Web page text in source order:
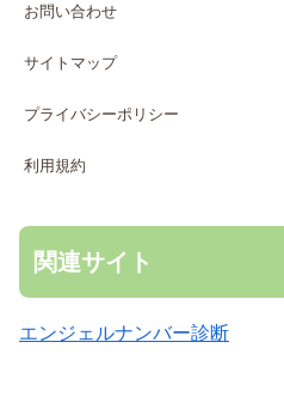
お問い合わせ
サイトマップ
プライバシーポリシー
利用規約
関連サイト
エンジェルナンバー診断